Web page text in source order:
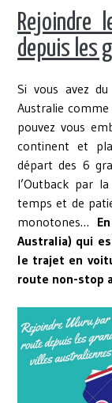
Rejoindre
depuis les
Si vous avez
Australie comme
pouvez vous
continent et
départ des 6
l’Outback par
temps et de
monotones…
Australia) qui
le trajet en
route non-stop